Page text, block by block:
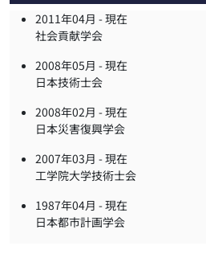
2011年04月 -現在
社会貢献学会
2008年05月 -現在
日本技術士会
2008年02月 -現在
日本災害復興学会
2007年03月 -現在
工学院大学技術士会
1987年04月 -現在
日本都市計画学会